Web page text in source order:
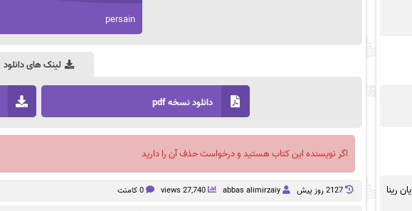
persain
لینک های دانلود
دانلود نسخه pdf
اگر نویسنده این کتاب هستید و درخواست حذف آن را دارید
2127 روز پيش abbas alimirzaiy
27,740 views 0 کامنت
رینا